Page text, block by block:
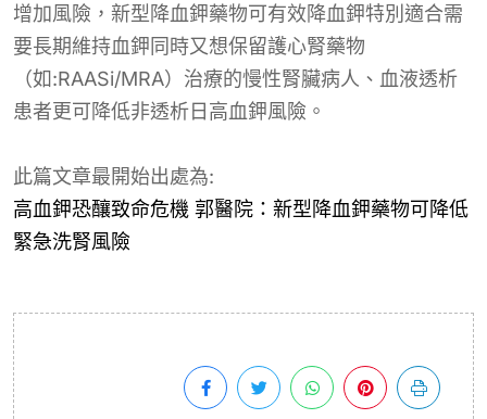
增加風險，新型降血鉀藥物可有效降血鉀特別適合需
要長期維持血鉀同時又想保留護心腎藥物
（如:RAASi/MRA）治療的慢性腎臟病人、血液透析
患者更可降低非透析日高血鉀風險。
此篇文章最開始出處為:
高血鉀恐釀致命危機 郭醫院：新型降血鉀藥物可降低
緊急洗腎風險